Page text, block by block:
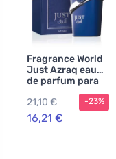
Fragrance World
Just Azraq eau
de parfum para
homens 100 ml
21,10 €
16,21 €
-23%